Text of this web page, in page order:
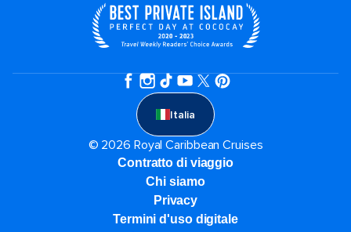
Italia
© 2026 Royal Caribbean Cruises
Contratto di viaggio
Chi siamo
Privacy
Termini d'uso digitale